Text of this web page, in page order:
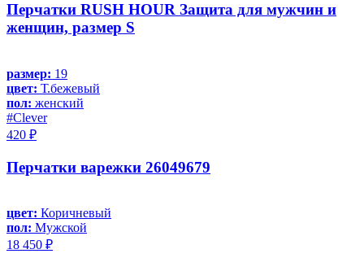
Перчатки RUSH HOUR Защита для мужчин и
женщин, размер S
размер: 19
цвет: Т.бежевый
пол: женский
#Clever
420 ₽
Перчатки варежки 26049679
цвет: Коричневый
пол: Мужской
18 450 ₽